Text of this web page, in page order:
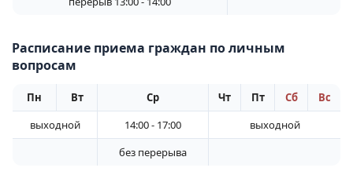
Расписание приема граждан по личным
вопросам
Пн Вт Ср Чт Пт Сб
Вс
выходной
14:00 - 17:00
выходной
без перерыва